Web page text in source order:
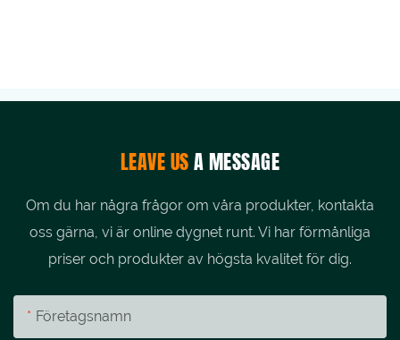
LEAVE USA MESSAGE
Om du har några frågor om våra produkter, kontakta
oss gärna, vi är online dygnet runt. Vi har förmånliga
priser och produkter av högsta kvalitet för dig.
Företagsnamn